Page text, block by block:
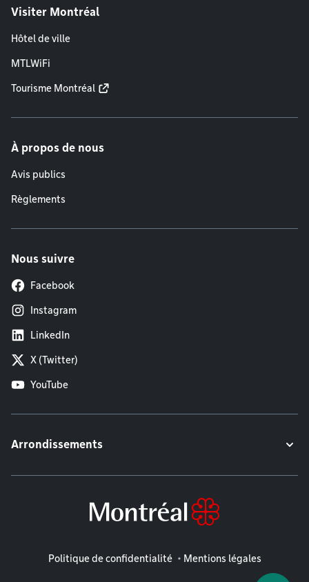
Visiter Montréal
Hôtel de ville
MTLWiFi
Tourisme Montréal
À propos de nous
Avis publics
Règlements
Nous suivre
Facebook
Instagram
LinkedIn
X (Twitter)
YouTube
Arrondissements
Mentions légales
Politique de confidentialité Mentions légales